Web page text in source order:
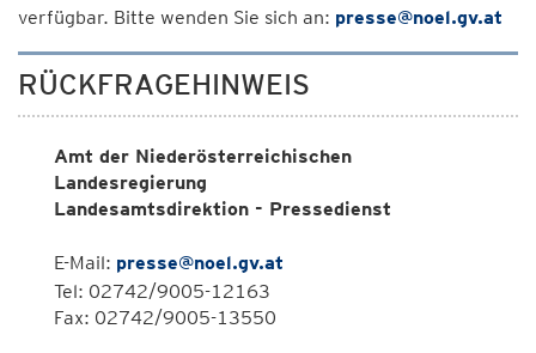
verfügbar. Bitte wenden Sie sich an: presse@noel.gv.at
RÜCKFRAGEHINWEIS
Amt der Niederösterreichischen
Landesregierung
Landesamtsdirektion - Pressedienst
E-Mail: presse@noel.gv.at
Tel: 02742/9005-12163
Fax: 02742/9005-13550